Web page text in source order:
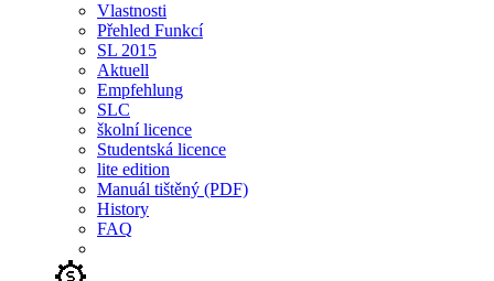
Vlastnosti
Přehled Funkcí
SL 2015
Aktuell
Empfehlung
SLC
školní licence
Studentská licence
lite edition
Manuál tištěný (PDF)
History
FAQ